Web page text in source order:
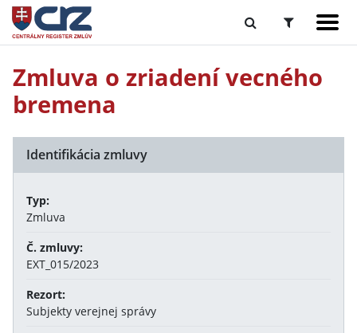
Zmluva o zriadení vecného
bremena
Identifikácia zmluvy
Typ:
Zmluva
Č. zmluvy:
EXT_015/2023
Rezort:
Subjekty verejnej správy